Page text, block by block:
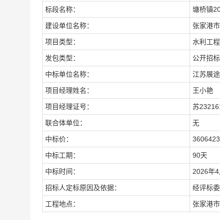
标段名称： 塘桥镇
建设单位名称： 张家港
项目类型： 水利工程
发包类型： 公开招标
中标单位名称： 江苏展
项目经理姓名： 王小艳
项目经理证号： 苏
联合体单位： 无
中标价：
中标工期： 90天
中标时间： 2026年4
招标人定标原因及依据： 经评标
工程地点： 张家港